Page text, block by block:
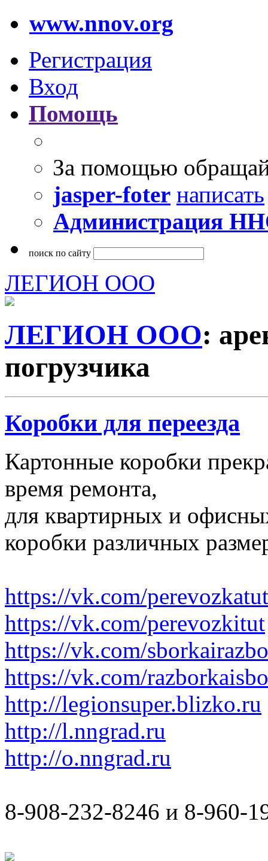
www.nnov.org
Регистрация
Вход
Помощь
За помощью
jasper-foter написать
Администрация
поиск по сайту
ЛЕГИОН ООО
ЛЕГИОН ООО:
погрузчика
Коробки для переезда
Картонные коробки
время ремонта,
для квартирных и
коробки различных
https://vk.com/perevozkatut
https://vk.com/perevozkitut
https://vk.com/
https://vk.com/
http://legionsuper.blizko.ru
http://l.nngrad.ru
http://o.nngrad.ru
8-908-232-8246 и 8-960-